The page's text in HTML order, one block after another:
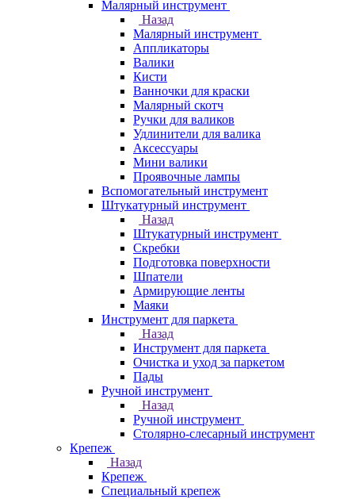
Малярный инструмент
Назад
Малярный инструмент
Аппликаторы
Валики
Кисти
Ванночки для краски
Малярный скотч
Ручки для валиков
Удлинители для валика
Аксессуары
Мини валики
Проявочные лампы
Вспомогательный инструмент
Штукатурный инструмент
Назад
Штукатурный инструмент
Скребки
Подготовка поверхности
Шпатели
Армирующие ленты
Маяки
Инструмент для паркета
Назад
Инструмент для паркета
Очистка и уход за паркетом
Пады
Ручной инструмент
Назад
Ручной инструмент
Столярно-слесарный инструмент
Крепеж
Назад
Крепеж
Специальный крепеж